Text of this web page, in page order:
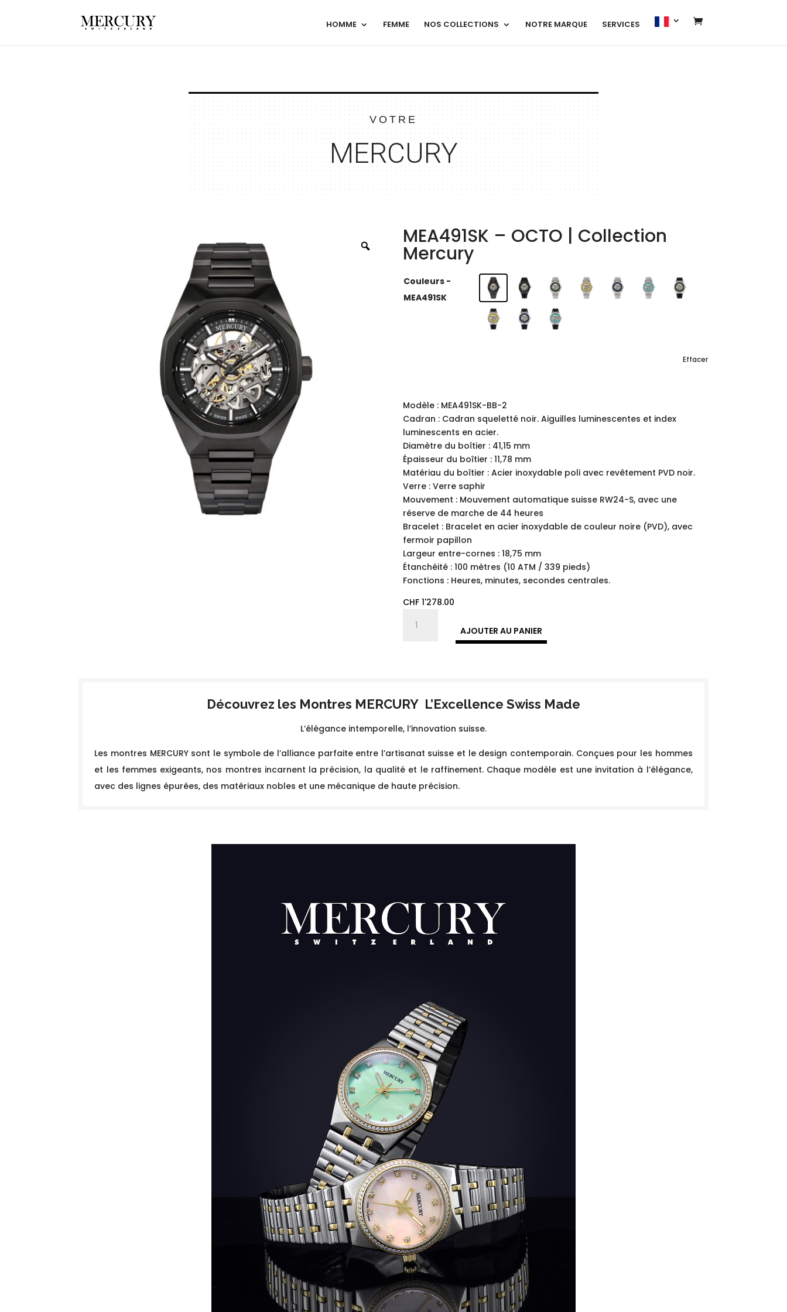
HOMME FEMME NOS COLLECTIONS NOTRE MARQUE SERVICES
VOTRE
MERCURY
MEA491SK – OCTO | Collection
Mercury
Couleurs -
MEA491SK
Effacer
Modèle : MEA491SK-BB-2
Cadran : Cadran squeletté noir. Aiguilles luminescentes et index
luminescents en acier.
Diamètre du boîtier : 41,15 mm
Épaisseur du boîtier : 11,78 mm
Matériau du boîtier : Acier inoxydable poli avec revêtement PVD noir.
Verre : Verre saphir
Mouvement : Mouvement automatique suisse RW24-S, avec une
réserve de marche de 44 heures
Bracelet : Bracelet en acier inoxydable de couleur noire (PVD), avec
fermoir papillon
Largeur entre-cornes : 18,75 mm
Étanchéité : 100 mètres (10 ATM / 339 pieds)
Fonctions : Heures, minutes, secondes centrales.
CHF 1'278.00
Mercury
AJOUTER AU PANIER
Découvrez les Montres MERCURY L’Excellence Swiss Made
L’élégance intemporelle, l’innovation suisse.
Les montres MERCURY sont le symbole de l’alliance parfaite entre l’artisanat suisse et le design contemporain. Conçues pour les hommes
et les femmes exigeants, nos montres incarnent la précision, la qualité et le raffinement. Chaque modèle est une invitation à l’élégance,
avec des lignes épurées, des matériaux nobles et une mécanique de haute précision.